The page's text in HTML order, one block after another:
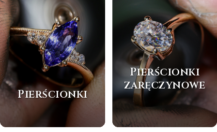
Pierścionki
Pierścionki
zaręczynowe